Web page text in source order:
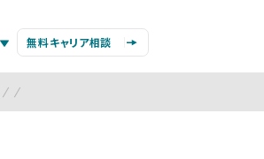
無料キャリア相談